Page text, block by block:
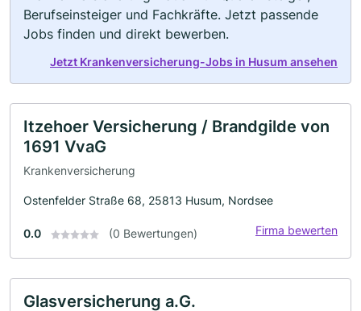
Berufseinsteiger und Fachkräfte. Jetzt passende
Jobs finden und direkt bewerben.
Jetzt Krankenversicherung-Jobs in Husum ansehen
Itzehoer Versicherung / Brandgilde von
1691 VvaG
Krankenversicherung
Ostenfelder Straße 68, 25813 Husum, Nordsee
0.0 (0 Bewertungen) Firma bewerten
Glasversicherung a.G.